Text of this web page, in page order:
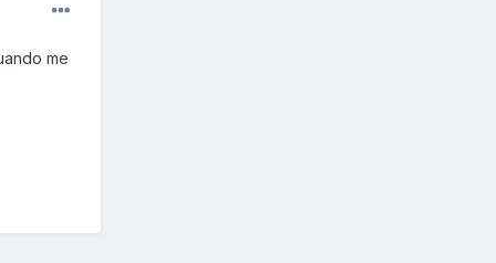
me